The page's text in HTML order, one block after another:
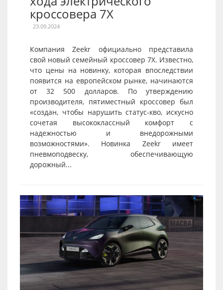
кроссовера 7X
23.09.2024
Компания Zeekr официально представила
свой новый семейный кроссовер 7X. Известно,
что цены на новинку, которая впоследствии
появится на европейском рынке, начинаются
от 32 500 долларов. По утверждению
производителя, пятиместный кроссовер был
«создан, чтобы нарушить статус-кво, искусно
сочетая высококлассный комфорт с
надежностью и внедорожными
возможностями». Новинка Zeekr имеет
пневмоподвеску, обеспечивающую
дорожный...